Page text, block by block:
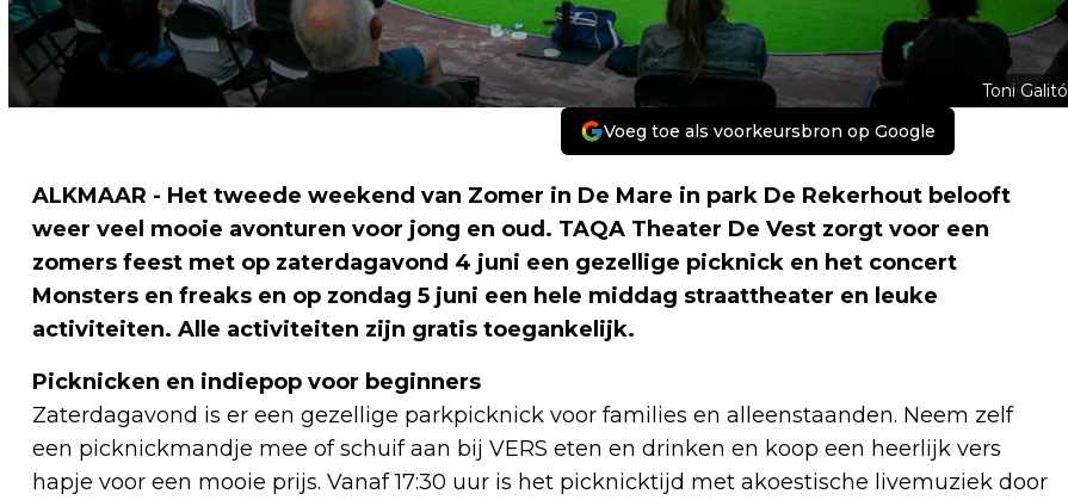
Toni Galitó
Voeg toe als voorkeursbron op Google
ALKMAAR - Het tweede weekend van Zomer in De Mare in park De Rekerhout belooft
weer veel mooie avonturen voor jong en oud. TAQA Theater De Vest zorgt voor een
zomers feest met op zaterdagavond 4 juni een gezellige picknick en het concert
Monsters en freaks en op zondag 5 juni een hele middag straattheater en leuke
activiteiten. Alle activiteiten zijn gratis toegankelijk.
Picknicken en indiepop voor beginners
Zaterdagavond is er een gezellige parkpicknick voor families en alleenstaanden. Neem zelf
een picknickmandje mee of schuif aan bij VERS eten en drinken en koop een heerlijk vers
hapje voor een mooie prijs. Vanaf 17:30 uur is het picknicktijd met akoestische livemuziek door